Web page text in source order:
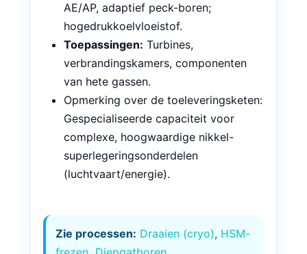
hogedrukkoelvloeistof, HSM met
constante betrokkenheid, kleine
AE/AP, adaptief peck-boren;
hogedrukkoelvloeistof.
Toepassingen:Turbines,
verbrandingskamers, componenten
van hete gassen.
Opmerking over de toeleveringsketen:
Gespecialiseerde capaciteit voor
complexe, hoogwaardige nikkel-